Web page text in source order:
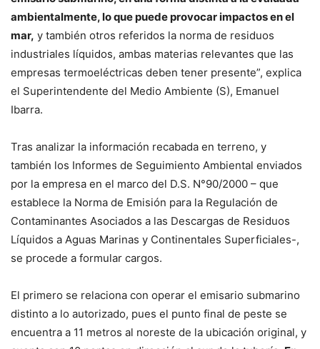
ambientalmente, lo que puede provocar impactos en el
mar, y también otros referidos la norma de residuos
industriales líquidos, ambas materias relevantes que las
empresas termoeléctricas deben tener presente”, explica
el Superintendente del Medio Ambiente (S), Emanuel
Ibarra.
Tras analizar la información recabada en terreno, y
también los Informes de Seguimiento Ambiental enviados
por la empresa en el marco del D.S. N°90/2000 – que
establece la Norma de Emisión para la Regulación de
Contaminantes Asociados a las Descargas de Residuos
Líquidos a Aguas Marinas y Continentales Superficiales-,
se procede a formular cargos.
El primero se relaciona con operar el emisario submarino
distinto a lo autorizado, pues el punto final de peste se
encuentra a 11 metros al noreste de la ubicación original, y